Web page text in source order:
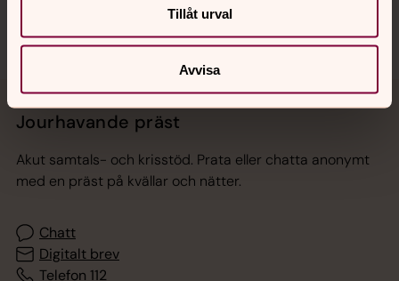
Tillåt urval
Avvisa
Jourhavande präst
Akut samtals- och krisstöd. Prata eller chatta anonymt
med en präst på kvällar och nätter.
Chatt
Digitalt brev
Telefon 112